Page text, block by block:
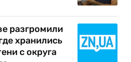
разгромили
хранились
с округа